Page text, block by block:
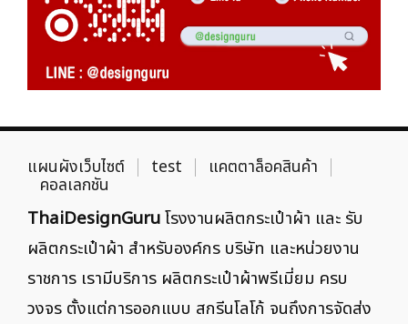
แผนผังเว็บไซต์ test แคตตาล็อคสินค้า
คอลเลกชัน
ThaiDesignGuruโรงงานผลิตกระเป๋าผ้า และ รับ
ผลิตกระเป๋าผ้า สำหรับองค์กร บริษัท และหน่วยงาน
ราชการ เรามีบริการ ผลิตกระเป๋าผ้าพรีเมี่ยม ครบ
วงจร ตั้งแต่การออกแบบ สกรีนโลโก้ จนถึงการจัดส่ง